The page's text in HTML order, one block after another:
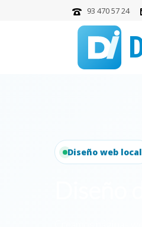
93 470 57 24
Diseño web local